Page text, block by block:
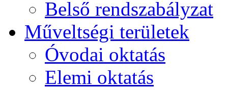
Belső rendszabályzat
Műveltségi területek
Óvodai oktatás
Elemi oktatás